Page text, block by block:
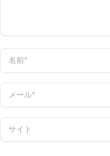
名
*
メ
ル
*
サ
ト